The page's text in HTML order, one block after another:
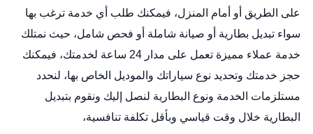
على الطريق أو أمام المنزل، فيمكنك طلب أي خدمة ترغب بها
سواء تبديل بطارية أو صيانة شاملة أو فحص شامل، حيث نمتلك
خدمة عملاء مميزة تعمل على مدار 24 ساعة لخدمتك، فيمكنك
حجز خدمتك وتحديد نوع سياراتك والموديل الخاص بها، لنحدد
مستلزمات الخدمة ونوع البطارية لنصل إليك ونقوم بتبديل
البطارية خلال وقت قياسي وبأقل تكلفة تنافسية،